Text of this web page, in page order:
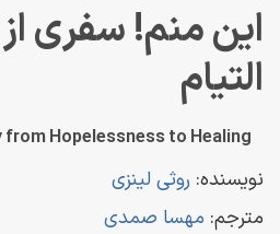
این منم! سفری
التیام
from Hopelessness to Healing
نویسنده: روثی لینزی
مترجم: مهسا صمدی